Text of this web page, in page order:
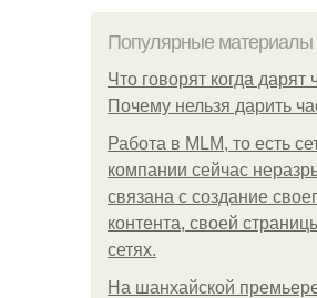
Популярные материалы
Что говорят когда дарят
Почему нельзя дарить
Работа в MLM, то есть
компании сейчас
связана с создание
контента, своей
сетях.
На шанхайской